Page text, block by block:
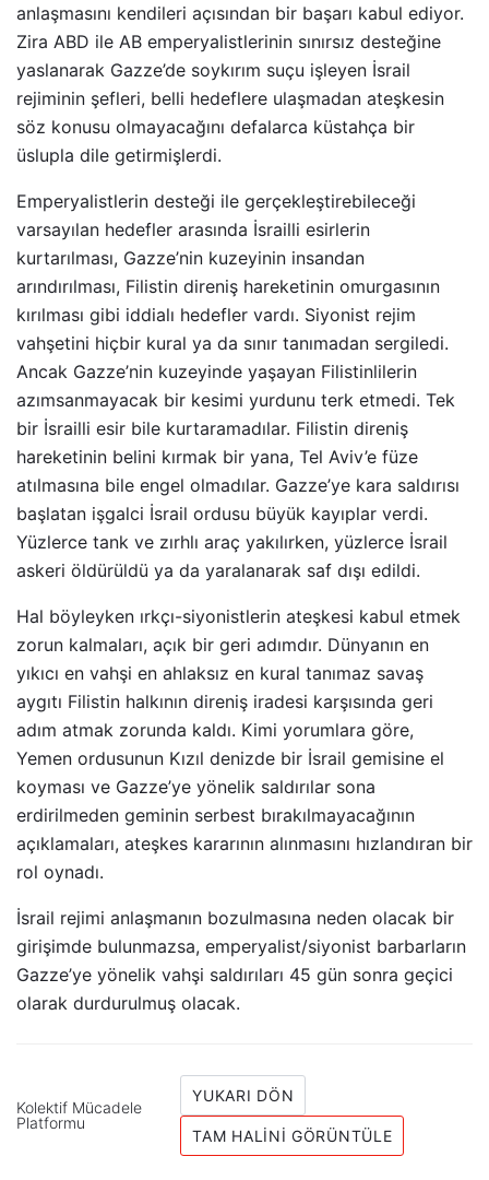
anlaşmasını kendileri açısından bir başarı kabul ediyor.
Zira ABD ile AB emperyalistlerinin sınırsız desteğine
yaslanarak Gazze’de soykırım suçu işleyen İsrail
rejiminin şefleri, belli hedeflere ulaşmadan ateşkesin
söz konusu olmayacağını defalarca küstahça bir
üslupla dile getirmişlerdi.
Emperyalistlerin desteği ile gerçekleştirebileceği
varsayılan hedefler arasında İsrailli esirlerin
kurtarılması, Gazze’nin kuzeyinin insandan
arındırılması, Filistin direniş hareketinin omurgasının
kırılması gibi iddialı hedefler vardı. Siyonist rejim
vahşetini hiçbir kural ya da sınır tanımadan sergiledi.
Ancak Gazze’nin kuzeyinde yaşayan Filistinlilerin
azımsanmayacak bir kesimi yurdunu terk etmedi. Tek
bir İsrailli esir bile kurtaramadılar. Filistin direniş
hareketinin belini kırmak bir yana, Tel Aviv’e füze
atılmasına bile engel olmadılar. Gazze’ye kara saldırısı
başlatan işgalci İsrail ordusu büyük kayıplar verdi.
Yüzlerce tank ve zırhlı araç yakılırken, yüzlerce İsrail
askeri öldürüldü ya da yaralanarak saf dışı edildi.
Hal böyleyken ırkçı-siyonistlerin ateşkesi kabul etmek
zorun kalmaları, açık bir geri adımdır. Dünyanın en
yıkıcı en vahşi en ahlaksız en kural tanımaz savaş
aygıtı Filistin halkının direniş iradesi karşısında geri
adım atmak zorunda kaldı. Kimi yorumlara göre,
Yemen ordusunun Kızıl denizde bir İsrail gemisine el
koyması ve Gazze’ye yönelik saldırılar sona
erdirilmeden geminin serbest bırakılmayacağının
açıklamaları, ateşkes kararının alınmasını hızlandıran bir
rol oynadı.
İsrail rejimi anlaşmanın bozulmasına neden olacak bir
girişimde bulunmazsa, emperyalist/siyonist barbarların
Gazze’ye yönelik vahşi saldırıları 45 gün sonra geçici
olarak durdurulmuş olacak.
Kolektif Mücadele
Platformu
YUKARI DÖN
TAM HALINI GÖRÜNTÜLE